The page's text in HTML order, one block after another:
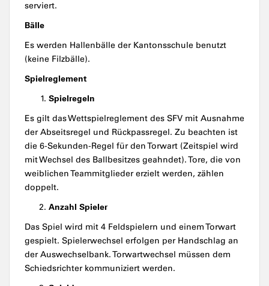
serviert.
Bälle
Es werden Hallenbälle der Kantonsschule benutzt
(keine Filzbälle).
Spielreglement
Spielregeln
Es gilt das Wettspielreglement des SFV mit Ausnahme
der Abseitsregel und Rückpassregel. Zu beachten ist
die 6-Sekunden-Regel für den Torwart (Zeitspiel wird
mit Wechsel des Ballbesitzes geahndet). Tore, die von
weiblichen Teammitglieder erzielt werden, zählen
doppelt.
Anzahl Spieler
Das Spiel wird mit 4 Feldspielern und einem Torwart
gespielt. Spielerwechsel erfolgen per Handschlag an
der Auswechselbank. Torwartwechsel müssen dem
Schiedsrichter kommuniziert werden.